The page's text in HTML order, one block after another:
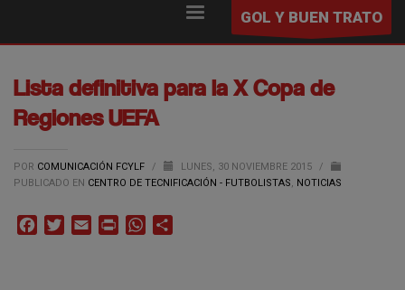
GOL Y BUEN TRATO
Lista definitiva para la X Copa de
Regiones UEFA
POR COMUNICACIÓN FCYLF / LUNES, 30 NOVIEMBRE 2015
/
PUBLICADO EN CENTRO DE TECNIFICACIÓN - FUTBOLISTAS, NOTICIAS
FacebookTwitterEmail Print WhatsApp